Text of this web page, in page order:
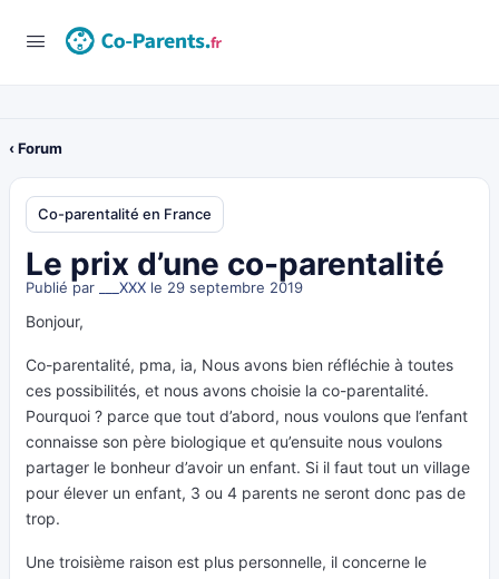
‹ Forum
Co-parentalité en France
Le prix d’une co-parentalité
Publié par ___XXX le 29 septembre 2019
Bonjour,
Co-parentalité, pma, ia, Nous avons bien réfléchie à toutes
ces possibilités, et nous avons choisie la co-parentalité.
Pourquoi ? parce que tout d’abord, nous voulons que l’enfant
connaisse son père biologique et qu’ensuite nous voulons
partager le bonheur d’avoir un enfant. Si il faut tout un village
pour élever un enfant, 3 ou 4 parents ne seront donc pas de
trop.
Une troisième raison est plus personnelle, il concerne le